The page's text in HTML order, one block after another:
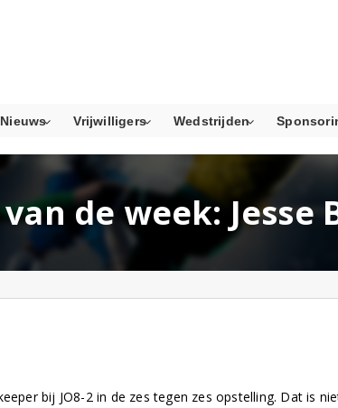
Nieuws Vrijwilligers Wedstrijden
de week: Jesse
bij JO8-2 in de zes tegen zes opstelling. Dat is